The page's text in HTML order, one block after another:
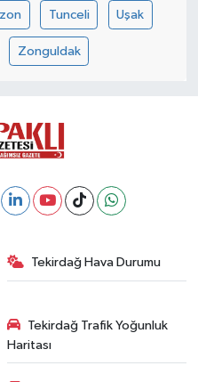
Tunceli Uşak
Zonguldak
Tekirdağ Hava Durumu
Tekirdağ Trafik Yoğunluk
Haritası